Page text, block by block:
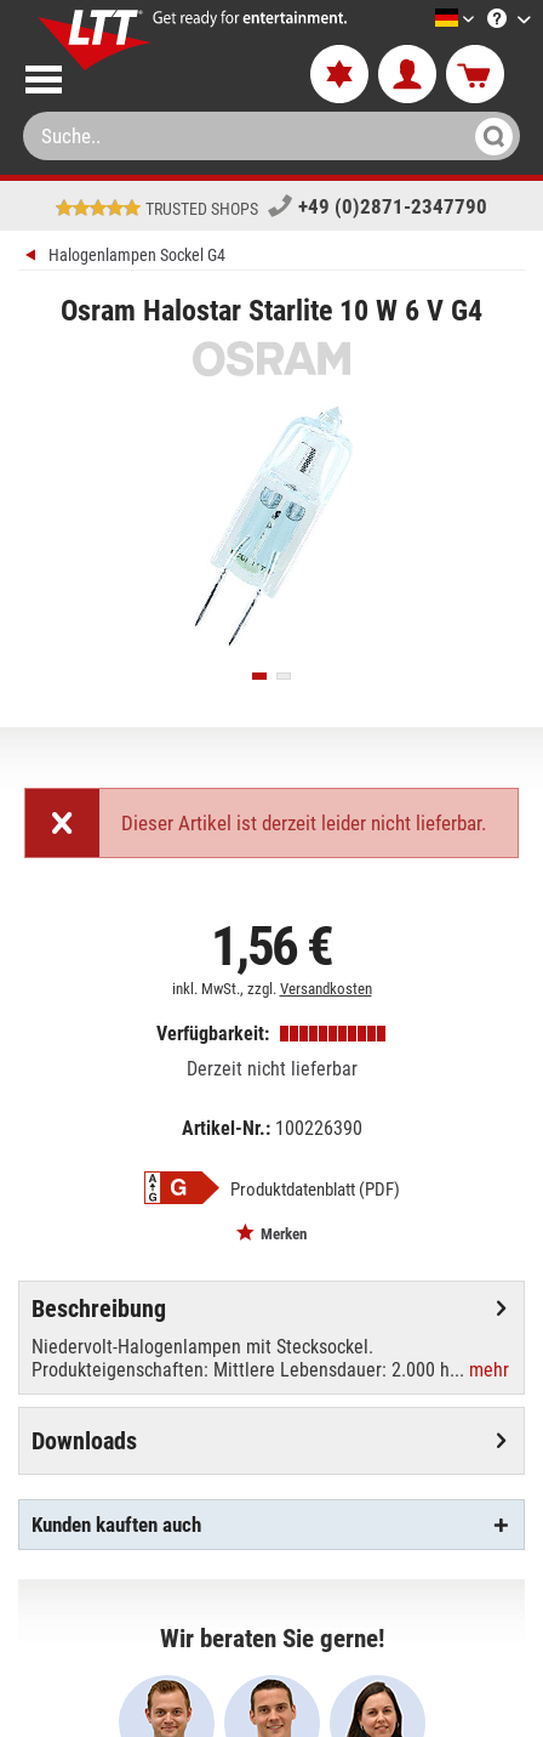
LTT-
TRUSTED SHOPS +49 (0)2871-2347790
Halogenlampen Sockel G4
Osram Halostar Starlite 10 W 6 V G4
Dieser Artikel ist derzeit leider nicht lieferbar.
1,56 €
inkl. MwSt., zzgl. Versandkosten
Verfügbarkeit:
Derzeit nicht lieferbar
Artikel-Nr.: 100226390
Produktdatenblatt (PDF)
Merken
Beschreibung
Niedervolt-Halogenlampen mit Stecksockel.
Produkteigenschaften: Mittlere Lebensdauer: 2.000 h... mehr
Downloads
Kunden kauften auch
Wir beraten Sie gerne!